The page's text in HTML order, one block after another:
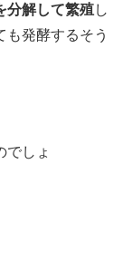
分解して繁殖し
も発酵するそう
でしょ